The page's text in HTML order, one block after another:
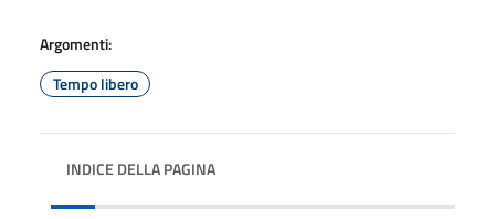
Argomenti:
Tempo libero
INDICE DELLA PAGINA